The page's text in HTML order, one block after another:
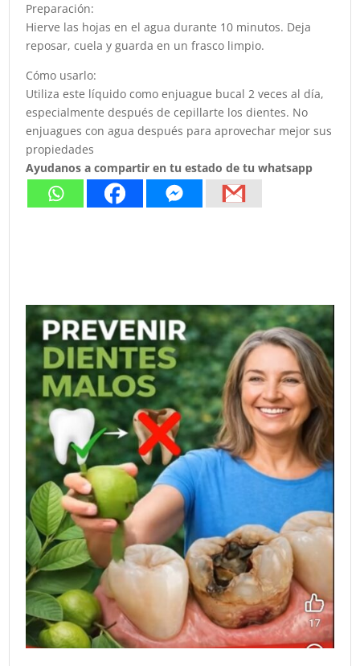
Preparación:
Hierve las hojas en el agua durante 10 minutos. Deja
reposar, cuela y guarda en un frasco limpio.
Cómo usarlo:
Utiliza este líquido como enjuague bucal 2 veces al día,
especialmente después de cepillarte los dientes. No
enjuagues con agua después para aprovechar mejor sus
propiedades
Ayudanos a compartir en tu estado de tu whatsapp